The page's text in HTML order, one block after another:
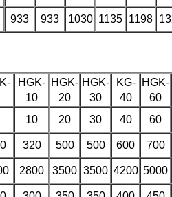
933 933 1030 1135 1198
HGK-
10
HGK-
20
HGK-
30
KG-
40
HGK-
60
10 20 30 40 60
320 500 500 600 700
2800 3500 3500 4200 5000